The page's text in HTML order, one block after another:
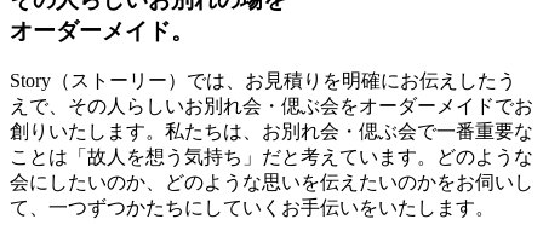
オーダーメイド。
Story（ストーリー）では、お見積りを明確にお伝えしたう
えで、その人らしいお別れ会・偲ぶ会をオーダーメイドでお
創りいたします。私たちは、お別れ会・偲ぶ会で一番重要な
ことは「故人を想う気持ち」だと考えています。どのような
会にしたいのか、どのような思いを伝えたいのかをお伺いし
て、一つずつかたちにしていくお手伝いをいたします。